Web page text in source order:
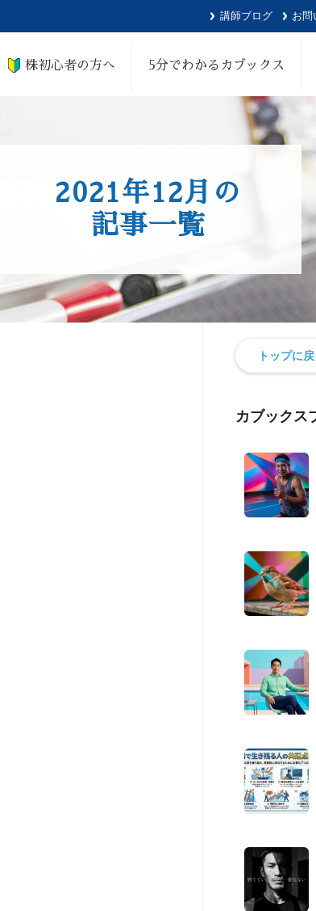
講師ブログ お問
株初心者の方へ 5分でわかるカブックス
2021年12月の
記事一覧
トップに
カブックス